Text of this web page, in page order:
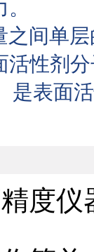
间单
活性剂
表面
度仪